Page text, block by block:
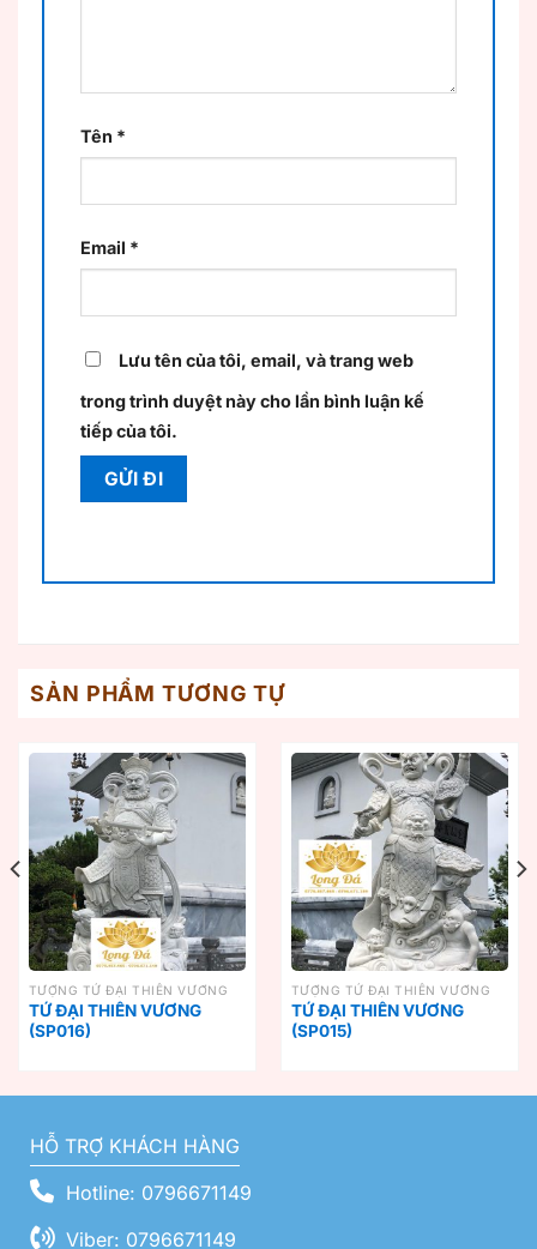
Tên *
Email *
Lưu tên của tôi, email, và trang web
trong trình duyệt này cho lần bình luận kế
tiếp của tôi.
SẢN PHẨM TƯƠNG TỰ
TƯỢNG TỨ ĐẠI THIÊN VƯƠNG
TỨ ĐẠI THIÊN VƯƠNG
(SP016)
TƯỢNG TỨ ĐẠI THIÊN VƯƠNG
TỨ ĐẠI THIÊN VƯƠNG
(SP015)
HỖ TRỢ KHÁCH HÀNG
Hotline: 0796671149
Viber: 0796671149